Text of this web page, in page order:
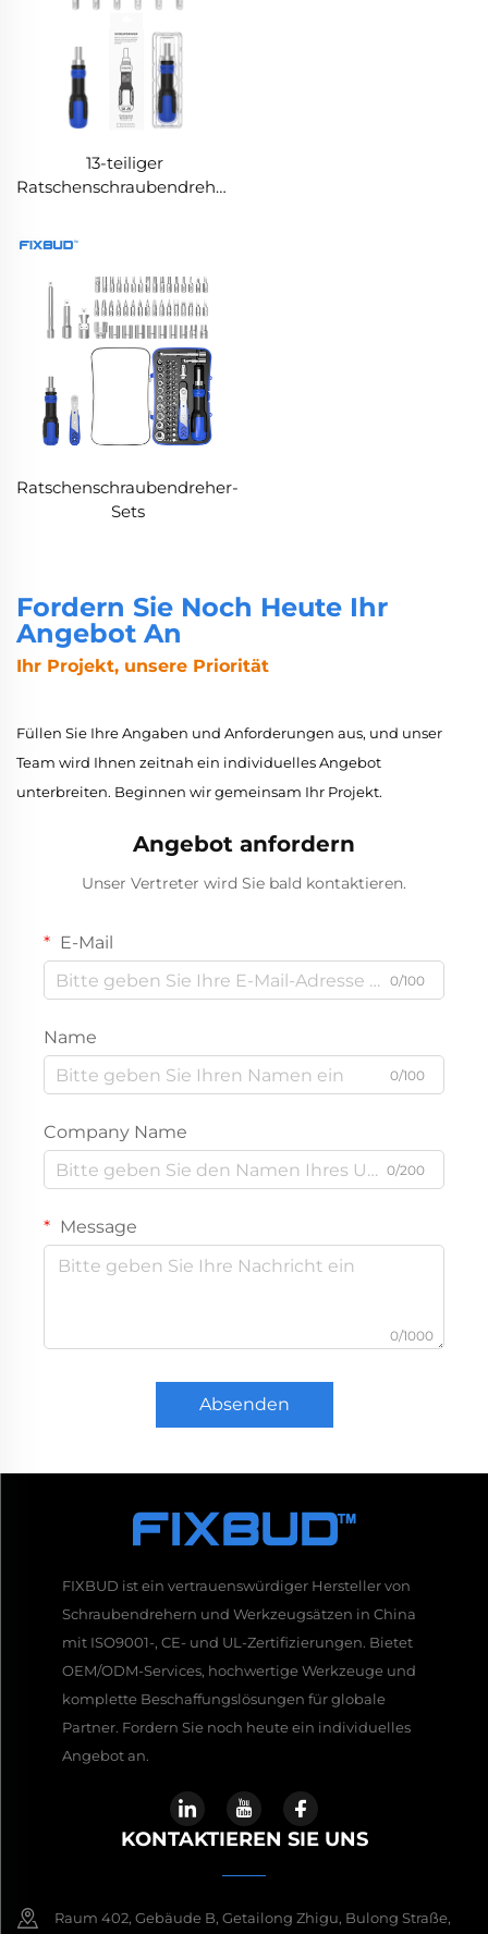
13-teiliger
Ratschenschraubendreher
Aufbewahrung
Ratschenschraubendreher-
Sets
Fordern Sie Noch Heute Ihr
Angebot An
Ihr Projekt, unsere Priorität
Füllen Sie Ihre Angaben und Anforderungen aus, und unser
Team wird Ihnen zeitnah ein individuelles Angebot
unterbreiten. Beginnen wir gemeinsam Ihr Projekt.
Angebot anfordern
Unser Vertreter wird Sie bald kontaktieren.
E-Mail
0/100
Name
0/100
Company Name
0/200
Message
0/1000
Absenden
FIXBUD ist ein vertrauenswürdiger Hersteller von
Schraubendrehern und Werkzeugsätzen in China
mit ISO9001-, CE- und UL-Zertifizierungen. Bietet
OEM/ODM-Services, hochwertige Werkzeuge und
komplette Beschaffungslösungen für globale
Partner. Fordern Sie noch heute ein individuelles
Angebot an.
KONTAKTIEREN SIE UNS
Raum 402, Gebäude B, Getailong Zhigu, Bulong Straße,